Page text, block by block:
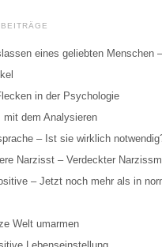
eines geliebten Menschen –
in der Psychologie
mit dem Analysieren
– Ist sie wirklich
Narzisst – Verdeckter
– Jetzt noch mehr als in
Welt umarmen